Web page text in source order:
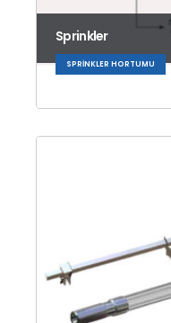
Sprinkler
SPRINKLER HORTUMU